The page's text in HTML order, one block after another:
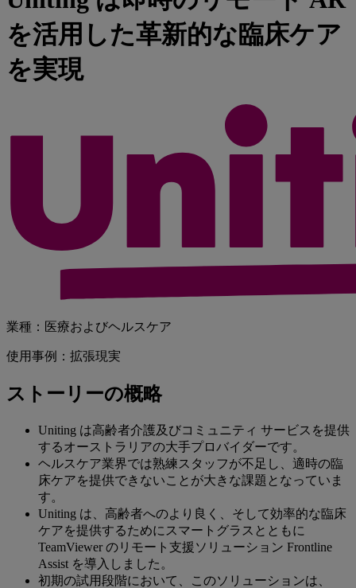
を活用した革新的な臨床ケア
を実現
業種：医療およびヘルスケア
使用事例：拡張現実
ストーリーの概略
Uniting は高齢者介護及びコミュニティ サービスを提供
するオーストラリアの大手プロバイダーです。
ヘルスケア業界では熟練スタッフが不足し、適時の臨
床ケアを提供できないことが大きな課題となっていま
す。
Uniting は、高齢者へのより良く、そして効率的な臨床
ケアを提供するためにスマートグラスとともに
TeamViewer のリモート支援ソリューション Frontline
Assist を導入しました。
初期の試用段階において、このソリューションは、